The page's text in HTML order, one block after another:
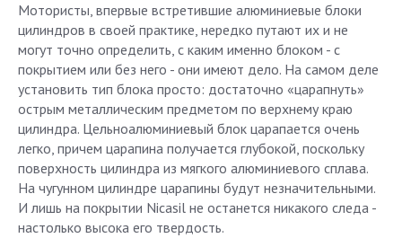
Мотористы, впервые встретившие алюминиевые блоки
цилиндров в своей практике, нередко путают их и не
могут точно определить, с каким именно блоком - с
покрытием или без него - они имеют дело. На самом деле
установить тип блока просто: достаточно «царапнуть»
острым металлическим предметом по верхнему краю
цилиндра. Цельноалюминиевый блок царапается очень
легко, причем царапина получается глубокой, поскольку
поверхность цилиндра из мягкого алюминиевого сплава.
На чугунном цилиндре царапины будут незначительными.
И лишь на покрытии Nicasil не останется никакого следа -
настолько высока его твердость.